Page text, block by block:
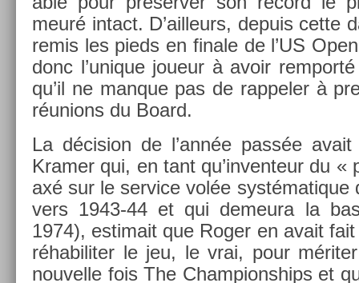
meuré in­tact. D’ail­leurs, de­puis cette
remis les pieds en fin­ale de l’US
donc l’unique joueur à avoir
qu’il ne man­que pas de rap­pel­er à
réun­ions du Board.
La décis­ion de l’année passée
Kram­er qui, en tant qu’in­venteur du «
axé sur le ser­vice volée systématique
vers 1943-44 et qui de­meura la
1974), es­timait que Roger en avait
réhabilit­er le jeu, le vrai, pour
nouvel­le fois The Cham­pionships et